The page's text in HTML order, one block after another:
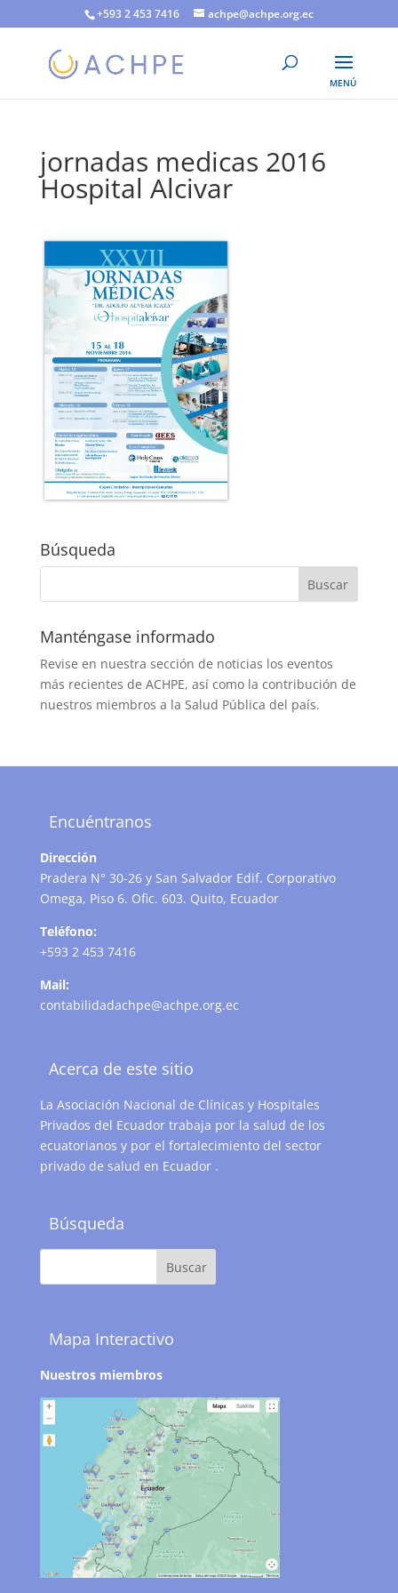
+593 2 453 7416 achpe@achpe.org.ec
jornadas medicas 2016
Hospital Alcivar
Búsqueda
Manténgase informado
Revise en nuestra sección de noticias los eventos
más recientes de ACHPE, así como la contribución de
nuestros miembros a la Salud Pública del país.
Encuéntranos
Dirección
Pradera N° 30-26 y San Salvador Edif. Corporativo
Omega, Piso 6. Ofic. 603. Quito, Ecuador
Teléfono:
+593 2 453 7416
Mail:
contabilidadachpe@achpe.org.ec
Acerca de este sitio
La Asociación Nacional de Clínicas y Hospitales
Privados del Ecuador trabaja por la salud de los
ecuatorianos y por el fortalecimiento del sector
privado de salud en Ecuador .
Búsqueda
Mapa Interactivo
Nuestros miembros